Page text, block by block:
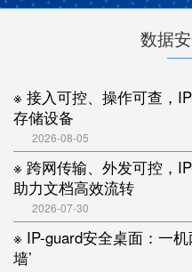
数据
※ 接入可控、操作可查，
存储设备
2026-08-05
※ 跨网传输、外发可控，
助力文档高效流转
2026-07-30
※ IP-guard安全桌面：一
墙’